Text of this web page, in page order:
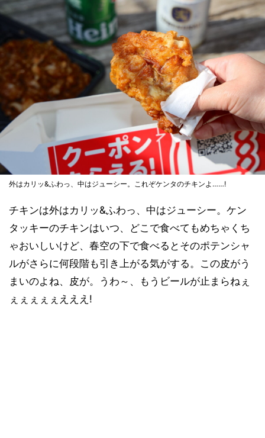
外はカリッ&ふわっ、中はジューシー。これぞケンタのチキンよ……!
チキンは外はカリッ&ふわっ、中はジューシー。ケン
タッキーのチキンはいつ、どこで食べてもめちゃくち
ゃおいしいけど、春空の下で食べるとそのポテンシャ
ルがさらに何段階も引き上がる気がする。この皮がう
まいのよね、皮が。うわ～、もうビールが止まらねぇ
ぇぇぇぇぇえええ!